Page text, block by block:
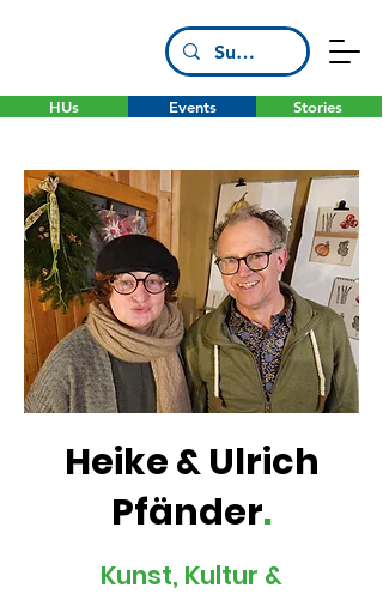
HUs Stories
Events
Heike & Ulrich
Pfänder.
Kunst, Kultur &